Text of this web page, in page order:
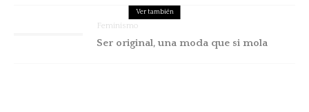
Ver también
Feminismo
Ser original, una moda que si mola